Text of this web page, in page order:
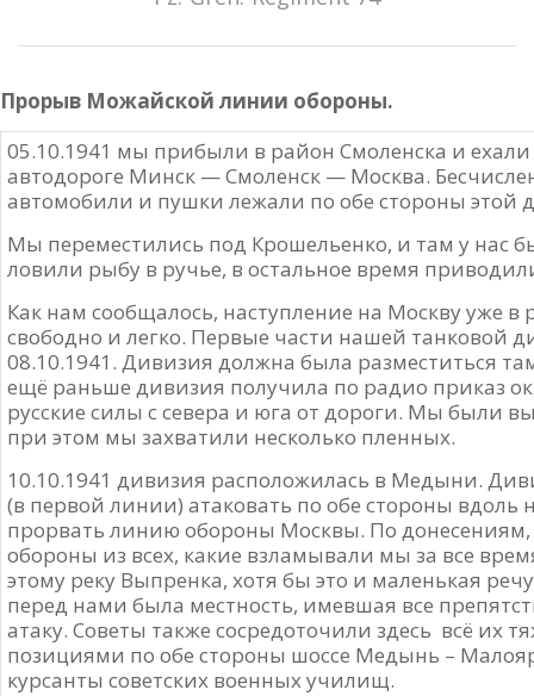
Прорыв Можайской линии обороны.
05.10.1941 мы прибыли в район Смоленска и
автодороге Минск — Смоленск — Москва.
автомобили и пушки лежали по обе стороны этой
Мы переместились под Крошельенко, и там у нас
ловили рыбу в ручье, в остальное время
Как нам сообщалось, наступление на Москву уже в
свободно и легко. Первые части нашей
08.10.1941. Дивизия должна была разместиться
ещё раньше дивизия получила по радио приказ
русские силы с севера и юга от дороги. Мы были
при этом мы захватили несколько пленных.
10.10.1941 дивизия расположилась в Медыни.
(в первой линии) атаковать по обе стороны вдоль
прорвать линию обороны Москвы. По
обороны из всех, какие взламывали мы за все
этому реку Выпренка, хотя бы это и маленькая
перед нами была местность, имевшая все
атаку. Советы также сосредоточили здесь всё их
позициями по обе стороны шоссе Медынь –
курсанты советских военных училищ.